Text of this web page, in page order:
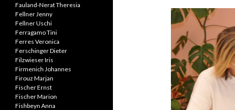
Fauland-Nerat Theresia
Fellner Jenny
Fellner Uschi
Ferragamo Tini
Ferres Veronica
Ferschinger Dieter
Filzwieser Iris
Firmenich Johannes
Firouz Marjan
Fischer Ernst
Fischer Marion
Fishbeyn Anna